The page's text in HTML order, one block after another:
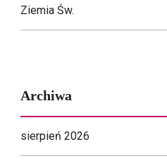
Ziemia Św.
Archiwa
sierpień 2026